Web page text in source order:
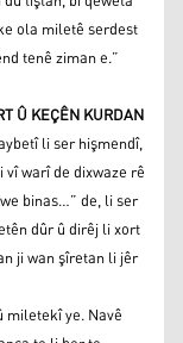
ola miletê serdest
tenê ziman e.”
Û KEÇÊN KURDAN
li ser hişmendî,
warî de dixwaze rê
binas…” de, li ser
dûr û dirêj li xort
ji wan şîretan li jêr
miletekî ye. Navê